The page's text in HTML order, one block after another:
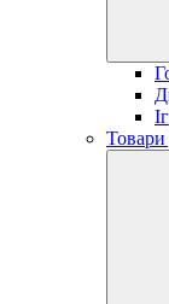
Товари